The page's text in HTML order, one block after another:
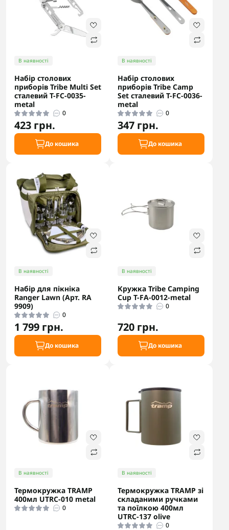
В наявності
Набір столових
приборів Tribe Multi Set
сталевий T-FC-0035-
metal
0
423 грн.
До кошика
В наявності
Набір столових
приборів Tribe Camp
Set сталевий T-FC-0036-
metal
0
347 грн.
До кошика
В наявності
Набір для пікніка
Ranger Lawn (Арт. RA
9909)
0
1 799 грн.
До кошика
В наявності
Кружка Tribe Camping
Cup T-FA-0012-metal
0
720 грн.
До кошика
В наявності
Термокружка TRAMP
400мл UTRC-010 metal
0
В наявності
Термокружка TRAMP зі
складаними ручками
та поїлкою 400мл
UTRC-137 olive
0